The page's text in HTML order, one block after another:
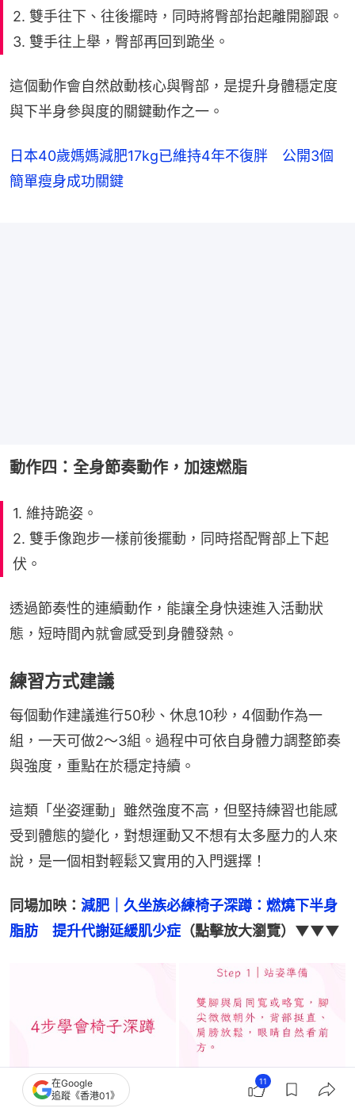
2. 雙手往下、往後擺時，同時將臀部抬起離開腳跟。
3. 雙手往上舉，臀部再回到跪坐。
這個動作會自然啟動核心與臀部，是提升身體穩定度
與下半身參與度的關鍵動作之一。
日本40歲媽媽減肥17kg已維持4年不復胖 公開3個
簡單瘦身成功關鍵
動作四：全身節奏動作，加速燃脂
1. 維持跪姿。
2. 雙手像跑步一樣前後擺動，同時搭配臀部上下起
伏。
透過節奏性的連續動作，能讓全身快速進入活動狀
態，短時間內就會感受到身體發熱。
練習方式建議
每個動作建議進行50秒、休息10秒，4個動作為一
組，一天可做2～3組。過程中可依自身體力調整節奏
與強度，重點在於穩定持續。
這類「坐姿運動」雖然強度不高，但堅持練習也能感
受到體態的變化，對想運動又不想有太多壓力的人來
說，是一個相對輕鬆又實用的入門選擇！
同場加映： 減肥｜久坐族必練椅子深蹲：燃燒下半身
脂肪　提升代謝延緩肌少症 （點擊放大瀏覽）▼▼▼
在Google
追蹤《香港01》
11